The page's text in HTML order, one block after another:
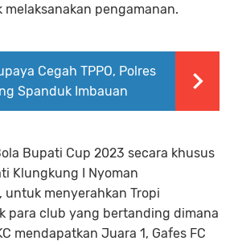
pengamanan.
Cegah TPPO, Polres
Spanduk Imbauan
Bupati Cup 2023 secara khusus
Klungkung I Nyoman
untuk menyerahkan Tropi
para club yang bertanding dimana
mendapatkan Juara 1, Gafes FC